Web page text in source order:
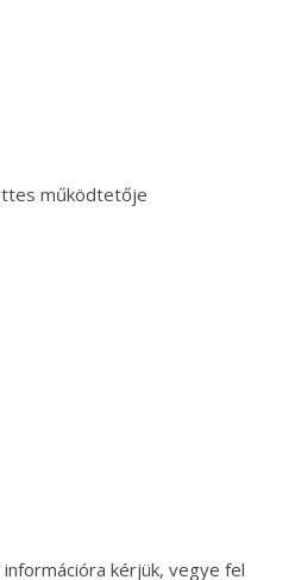
működtetője
kérjük, vegye fel